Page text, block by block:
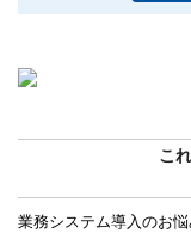
こ
業務システム導入のお